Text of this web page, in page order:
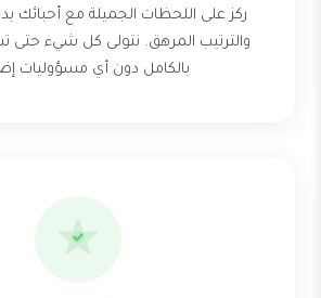
ركز على اللحظات الجميلة مع أحبائك
والترتيب المرهق. نتولى كل شيء حتى
بالكامل دون أي مسؤوليات